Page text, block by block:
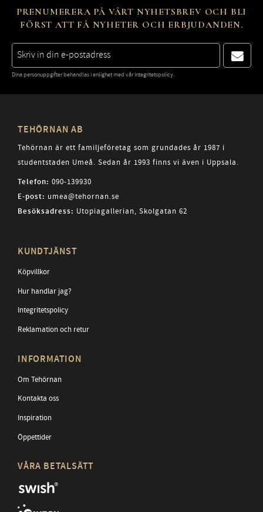
PRENUMERERA PÅ VÅRT NYHETSBREV OCH BLI
FÖRST ATT FÅ NYHETER OCH ERBJUDANDEN.
Dina personuppgifter behandlas i enlighet med vårintegritetspolicy.
TEHÖRNAN AB
Tehörnan är ett familjeföretag som grundades år 1987 i
studentstaden Umeå. Sedan år 1993 finns vi även i Uppsala.
Telefon: 090-139930
E-post: umea@tehornan.se
Besöksadress: Utopiagallerian, Skolgatan 62
KUNDTJÄNST
Köpvillkor
Hur handlar jag?
Integritetspolicy
Reklamation och retur
INFORMATION
Om Tehörnan
Kontakta oss
Inspiration
Öppettider
VÅRA BETALSÄTT